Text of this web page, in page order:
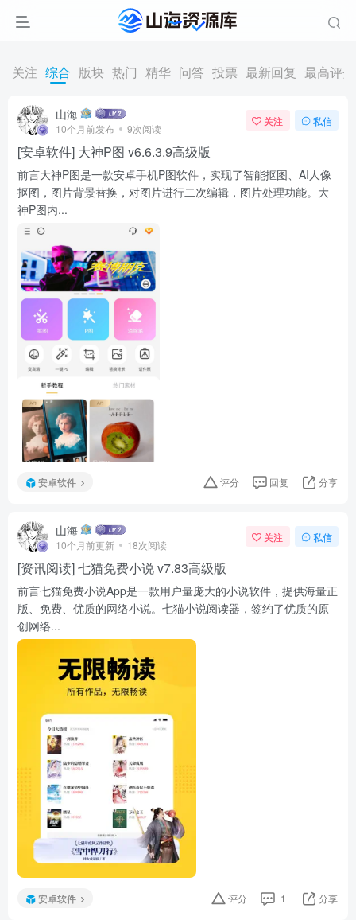
关注 综合 版块 热门 精华 问答 投票 最新回复 最高评分
山海
10个月前发布 9次阅读
关注 私信
[安卓软件] 大神P图 v6.6.3.9高级版
前言大神P图是一款安卓手机P图软件，实现了智能抠图、AI人像
抠图，图片背景替换，对图片进行二次编辑，图片处理功能。大
神P图内...
安卓软件 评分 回复 分享
山海
10个月前更新 18次阅读
关注 私信
[资讯阅读] 七猫免费小说 v7.83高级版
前言七猫免费小说App是一款用户量庞大的小说软件，提供海量正
版、免费、优质的网络小说。七猫小说阅读器，签约了优质的原
创网络...
安卓软件 评分 1 分享